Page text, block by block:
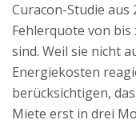
Curacon-Studie aus
Fehlerquote von bis
sind. Weil sie nicht
Energiekosten
berücksichtigen,
Miete erst in drei